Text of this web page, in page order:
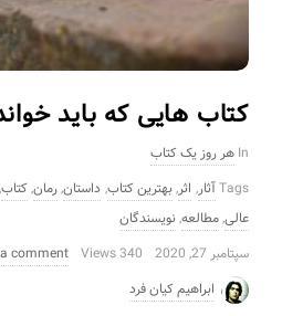
کتاب هایی که باید
In هر روز یک کتاب
Tagsآثار, اثر,بهترین کتاب, داستان,رمان, کتاب,
عالی,مطالعه,نویسندگان
سپتامبر 27, 2020
340 Views
comment
ابراهیم کیان فرد